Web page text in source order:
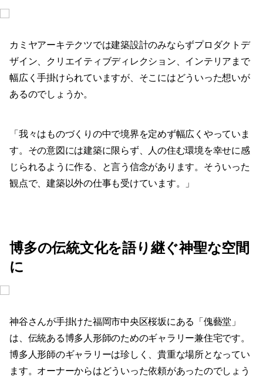
カミヤアーキテクツでは建築設計のみならずプロダクトデ
ザイン、クリエイティブディレクション、インテリアまで
幅広く手掛けられていますが、そこにはどういった想いが
あるのでしょうか。
「我々はものづくりの中で境界を定めず幅広くやっていま
す。その意図には建築に限らず、人の住む環境を幸せに感
じられるように作る、と言う信念があります。そういった
観点で、建築以外の仕事も受けています。」
博多の伝統文化を語り継ぐ神聖な空間
に
神谷さんが手掛けた福岡市中央区桜坂にある「傀藝堂」
は、伝統ある博多人形師のためのギャラリー兼住宅です。
博多人形師のギャラリーは珍しく、貴重な場所となってい
ます。オーナーからはどういった依頼があったのでしょう